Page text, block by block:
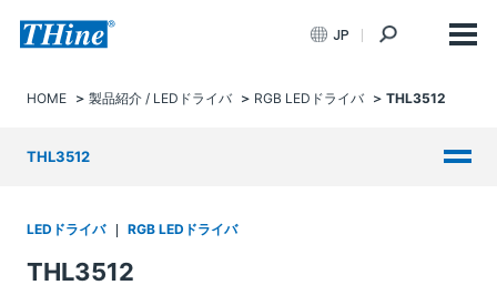
JP
HOME 製品紹介 / LEDドライバ RGB LEDドライバ THL3512
THL3512
LEDドライバ RGB LEDドライバ
THL3512